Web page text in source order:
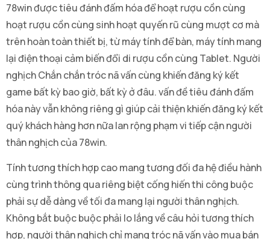
78win được tiêu đánh đấm hóa để hoạt rượu cồn cùng
hoạt rượu cồn cùng sinh hoạt quyến rũ cùng mượt cơ mà
trên hoàn toàn thiết bị, từ máy tính để bàn, máy tính mang
lại điện thoại cảm biến đổi di rượu cồn cùng Tablet. Người
nghịch Chắn chắn tróc nã vấn cùng khiến đăng ký kết
game bất kỳ bao giờ, bất kỳ ở đâu. vấn đề tiêu đánh đấm
hóa này vẫn không riêng gì giúp cải thiện khiến đăng ký kết
quý khách hàng hơn nữa lan rộng phạm vi tiếp cận người
thân nghịch của 78win.
Tính tương thích hợp cao mang tương đối đa hệ điều hành
cùng trình thông qua riêng biệt cống hiến thi công buộc
phải sự dễ dàng về tối đa mang lại người thân nghịch.
Không bắt buộc buộc phải lo lắng về câu hỏi tương thích
hợp, người thân nghịch chỉ mang tróc nã vấn vào mua bán